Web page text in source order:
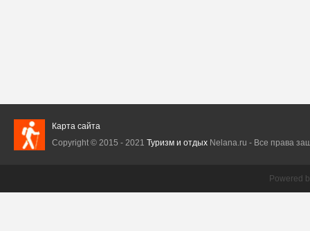
Карта сайта
Copyright © 2015 - 2021 Туризм и отдыхNelana.ru - Все права
Powered